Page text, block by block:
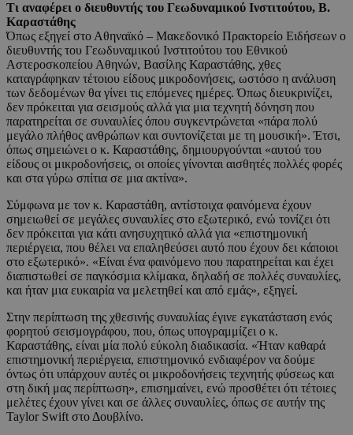
Τι αναφέρει ο διευθυντής του Γεωδυναμικού Ινστιτούτου, Β.
Καραστάθης
Όπως εξηγεί στο Αθηναϊκό – Μακεδονικό Πρακτορείο Ειδήσεων ο
διευθυντής του Γεωδυναμικού Ινστιτούτου του Εθνικού
Αστεροσκοπείου Αθηνών, Βασίλης Καραστάθης, χθες
καταγράφηκαν τέτοιου είδους μικροδονήσεις, ωστόσο η ανάλυση
των δεδομένων θα γίνει τις επόμενες ημέρες. Όπως διευκρινίζει,
δεν πρόκειται για σεισμούς αλλά για μια τεχνητή δόνηση που
παρατηρείται σε συναυλίες όπου συγκεντρώνεται «πάρα πολύ
μεγάλο πλήθος ανθρώπων και συντονίζεται με τη μουσική». Έτσι,
όπως σημειώνει ο κ. Καραστάθης, δημιουργούνται «αυτού του
είδους οι μικροδονήσεις, οι οποίες γίνονται αισθητές πολλές φορές
και στα γύρω σπίτια σε μια ακτίνα».
Σύμφωνα με τον κ. Καραστάθη, αντίστοιχα φαινόμενα έχουν
σημειωθεί σε μεγάλες συναυλίες στο εξωτερικό, ενώ τονίζει ότι
δεν πρόκειται για κάτι ανησυχητικό αλλά για «επιστημονική
περιέργεια, που θέλει να επαληθεύσει αυτό που έχουν δει κάποιοι
στο εξωτερικό». «Είναι ένα φαινόμενο που παρατηρείται και έχει
διαπιστωθεί σε παγκόσμια κλίμακα, δηλαδή σε πολλές συναυλίες,
και ήταν μια ευκαιρία να μελετηθεί και από εμάς», εξηγεί.
Στην περίπτωση της χθεσινής συναυλίας έγινε εγκατάσταση ενός
φορητού σεισμογράφου, που, όπως υπογραμμίζει ο κ.
Καραστάθης, είναι μία πολύ εύκολη διαδικασία. «Ήταν καθαρά
επιστημονική περιέργεια, επιστημονικό ενδιαφέρον να δούμε
όντως ότι υπάρχουν αυτές οι μικροδονήσεις τεχνητής φύσεως και
στη δική μας περίπτωση», επισημαίνει, ενώ προσθέτει ότι τέτοιες
μελέτες έχουν γίνει και σε άλλες συναυλίες, όπως σε αυτήν της
Taylor Swift στο Δουβλίνο.